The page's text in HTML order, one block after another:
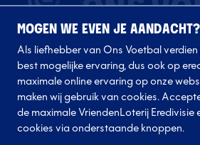
Volg onze clubs
MOGEN WE EVEN JE AANDACHT?
Als liefhebber van Ons Voetbal
best mogelijke ervaring, dus ook op
maximale online ervaring op onze
maken wij gebruik van cookies.
de maximale VriendenLoterij
cookies via onderstaande knoppen.